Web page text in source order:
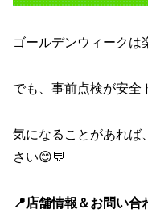
ゴールデンウィークは
でも、事前点検が安全
気になることがあれば
さい😊💬
📍店舗情報＆お問い合